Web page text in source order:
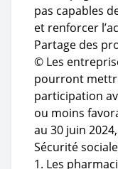
pas capables
et renforcer
Partage des
© Les
pourront
participation
ou moins
au 30 juin
Sécurité
1. Les